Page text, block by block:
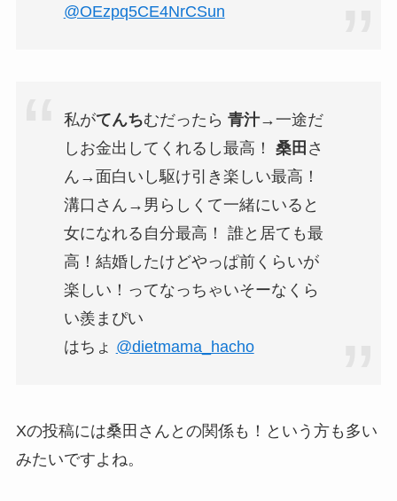
@OEzpq5CE4NrCSun
私がてんちむだったら 青汁→一途だ
しお金出してくれるし最高！ 桑田 さ
ん→面白いし駆け引き楽しい最高！
溝口さん→男らしくて一緒にいると
女になれる自分最高！ 誰と居ても最
高！結婚したけどやっぱ前くらいが
楽しい！ってなっちゃいそーなくら
い羨まぴい
はちょ @dietmama_hacho
Xの投稿には桑田さんとの関係も！という方も多い
みたいですよね。